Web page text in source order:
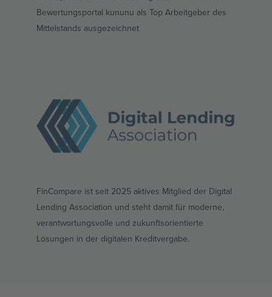
Bewertungsportal kununu als Top Arbeitgeber des
Mittelstands ausgezeichnet
FinCompare ist seit 2025 aktives Mitglied der Digital
Lending Association und steht damit für moderne,
verantwortungsvolle und zukunftsorientierte
Lösungen in der digitalen Kreditvergabe.